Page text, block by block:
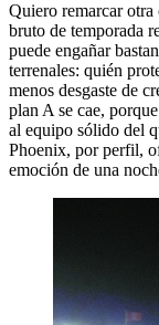
Quiero remarcar
bruto de temporada
puede engañar
terrenales: quién
menos desgaste de
plan A se cae,
al equipo sólido del
Phoenix, por perfil,
emoción de una